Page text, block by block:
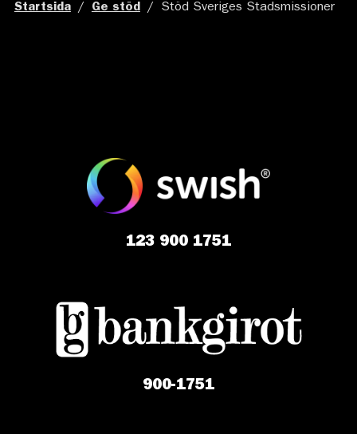
Startsida / Ge stöd / Stöd Sveriges Stadsmissioner
123 900 1751
900-1751